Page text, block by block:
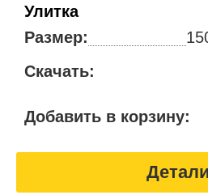
Улитка
Размер:
Скачать:
Добавить в корзину: